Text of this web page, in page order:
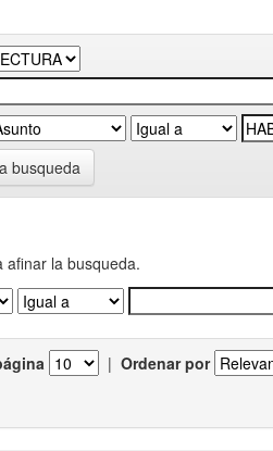
busqueda
afinar la busqueda.
| Ordenar por